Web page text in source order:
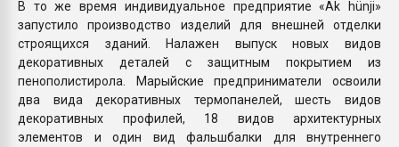
В то же время индивидуальное предприятие «Ak hünji»
запуcтило производство изделий для внешней отделки
строящихся зданий. Налажен выпуск новых видов
декоративных деталей с защитным покрытием из
пенополистирола. Марыйские предприниматели освоили
два вида декоративных термопанелей, шесть видов
декоративных профилей, 18 видов архитектурных
элементов и один вид фальшбалки для внутреннего